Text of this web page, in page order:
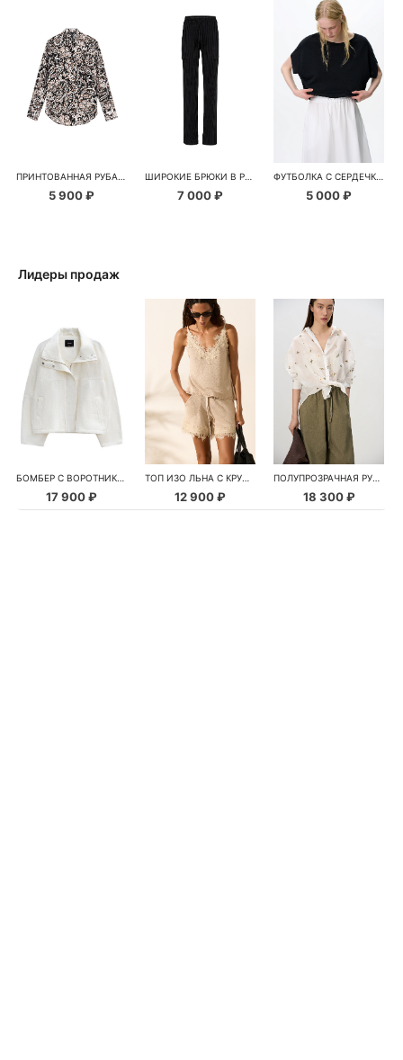
ПРИНТОВАННАЯ РУБАШКА ИЗ 100% ХЛОПКА
5 900 ₽
ШИРОКИЕ БРЮКИ В РУБЧИК
7 000 ₽
ФУТБОЛКА С СЕРДЕЧКАМИ
5 000 ₽
Лидеры продаж
БОМБЕР С ВОРОТНИКОМ-СТОЙКОЙ
17 900 ₽
ТОП ИЗО ЛЬНА С КРУЖЕВОМ
12 900 ₽
ПОЛУПРОЗРАЧНАЯ РУБАШКА С РОМАШКАМИ
18 300 ₽